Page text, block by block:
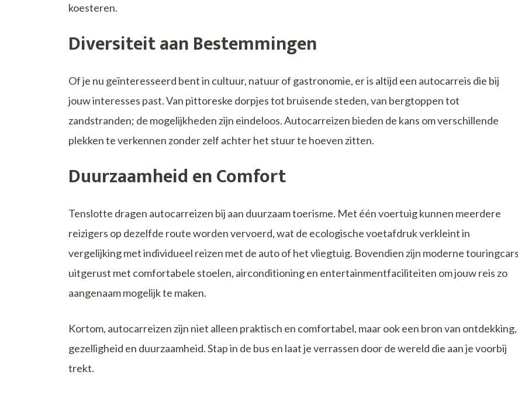
koesteren.
Diversiteit aan Bestemmingen
Of je nu geïnteresseerd bent in cultuur, natuur of gastronomie, er is altijd een autocarreis die bij
jouw interesses past. Van pittoreske dorpjes tot bruisende steden, van bergtoppen tot
zandstranden; de mogelijkheden zijn eindeloos. Autocarreizen bieden de kans om verschillende
plekken te verkennen zonder zelf achter het stuur te hoeven zitten.
Duurzaamheid en Comfort
Tenslotte dragen autocarreizen bij aan duurzaam toerisme. Met één voertuig kunnen meerdere
reizigers op dezelfde route worden vervoerd, wat de ecologische voetafdruk verkleint in
vergelijking met individueel reizen met de auto of het vliegtuig. Bovendien zijn moderne touringcars
uitgerust met comfortabele stoelen, airconditioning en entertainmentfaciliteiten om jouw reis zo
aangenaam mogelijk te maken.
Kortom, autocarreizen zijn niet alleen praktisch en comfortabel, maar ook een bron van ontdekking,
gezelligheid en duurzaamheid. Stap in de bus en laat je verrassen door de wereld die aan je voorbij
trekt.